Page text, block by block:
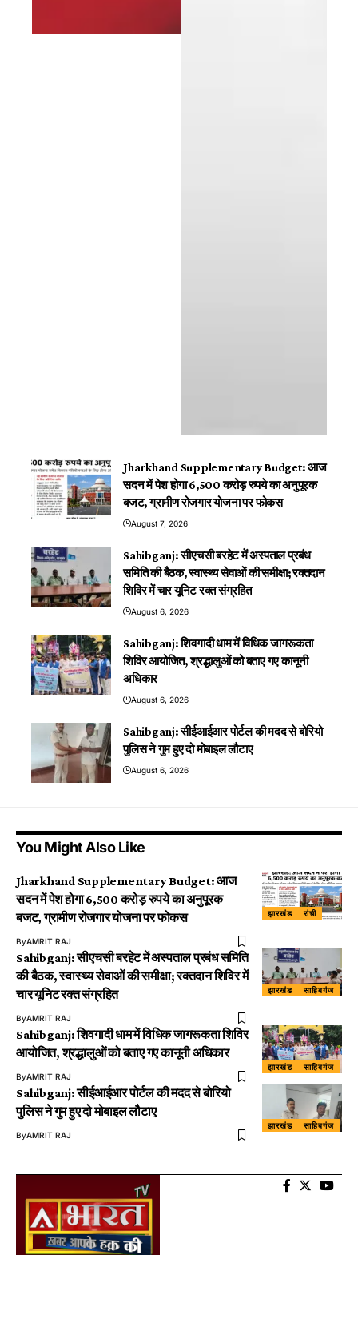
Jharkhand Supplementary Budget: आज
सदन में पेश होगा 6,500 करोड़ रुपये का अनुपूरक
बजट, ग्रामीण रोजगार योजना पर फोकस
August 7, 2026
Sahibganj: सीएचसी बरहेट में अस्पताल प्रबंध
समिति की बैठक, स्वास्थ्य सेवाओं की समीक्षा; रक्तदान
शिविर में चार यूनिट रक्त संग्रहित
August 6, 2026
Sahibganj: शिवगादी धाम में विधिक जागरूकता
शिविर आयोजित, श्रद्धालुओं को बताए गए कानूनी
अधिकार
August 6, 2026
Sahibganj: सीईआईआर पोर्टल की मदद से बोरियो
पुलिस ने गुम हुए दो मोबाइल लौटाए
August 6, 2026
You Might Also Like
झारखंड रांची
Jharkhand Supplementary Budget: आज
सदन में पेश होगा 6,500 करोड़ रुपये का अनुपूरक
बजट, ग्रामीण रोजगार योजना पर फोकस
ByAMRIT RAJ
झारखंड साहिबगंज
Sahibganj: सीएचसी बरहेट में अस्पताल प्रबंध समिति
की बैठक, स्वास्थ्य सेवाओं की समीक्षा; रक्तदान शिविर में
चार यूनिट रक्त संग्रहित
ByAMRIT RAJ
झारखंड साहिबगंज
Sahibganj: शिवगादी धाम में विधिक जागरूकता शिविर
आयोजित, श्रद्धालुओं को बताए गए कानूनी अधिकार
ByAMRIT RAJ
झारखंड साहिबगंज
Sahibganj: सीईआईआर पोर्टल की मदद से बोरियो
पुलिस ने गुम हुए दो मोबाइल लौटाए
ByAMRIT RAJ